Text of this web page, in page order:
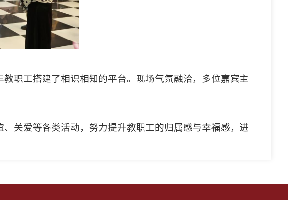
职工搭建了相识相知的平台。现场气氛融洽，多位嘉宾主
关爱等各类活动，努力提升教职工的归属感与幸福感，进